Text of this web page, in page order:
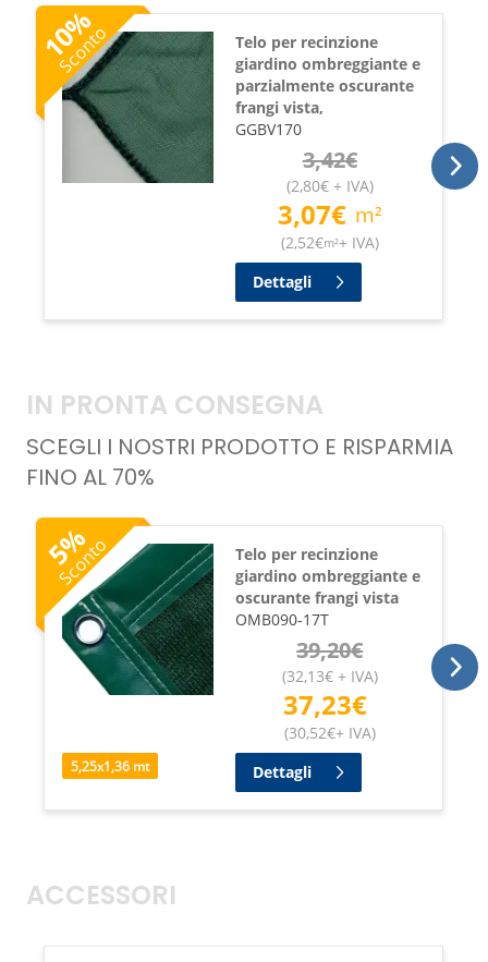
10
%
Sconto
Telo per recinzione
giardino ombreggiante e
parzialmente oscurante
frangi vista,
GGBV170
3,42€
(2,80€+ IVA)
3,07€ m²
(2,52€m²+ IVA)
Dettagli
IN PRONTA CONSEGNA
SCEGLI I NOSTRI PRODOTTO E RISPARMIA
FINO AL 70%
5
%
Sconto
5,25x1,36 mt
Telo per recinzione
giardino ombreggiante e
oscurante frangi vista
OMB090-17T
39,20€
(32,13€+ IVA)
37,23€
(30,52€+ IVA)
Dettagli
ACCESSORI